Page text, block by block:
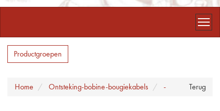
Productgroepen
Terug
Home Ontsteking-bobine-bougiekabels -